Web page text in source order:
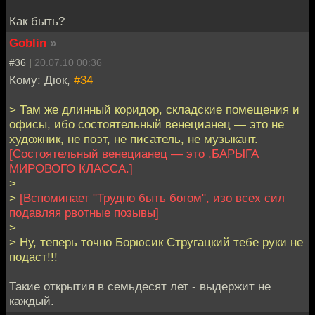
Как быть?
Goblin »
#36 | 20.07.10 00:36
Кому: Дюк, #34
> Там же длинный коридор, складские помещения и
офисы, ибо состоятельный венецианец — это не
художник, не поэт, не писатель, не музыкант.
[Состоятельный венецианец — это ,БАРЫГА
МИРОВОГО КЛАССА.]
>
> [Вспоминает "Трудно быть богом", изо всех сил
подавляя рвотные позывы]
>
> Ну, теперь точно Борюсик Стругацкий тебе руки не
подаст!!!
Такие открытия в семьдесят лет - выдержит не
каждый.